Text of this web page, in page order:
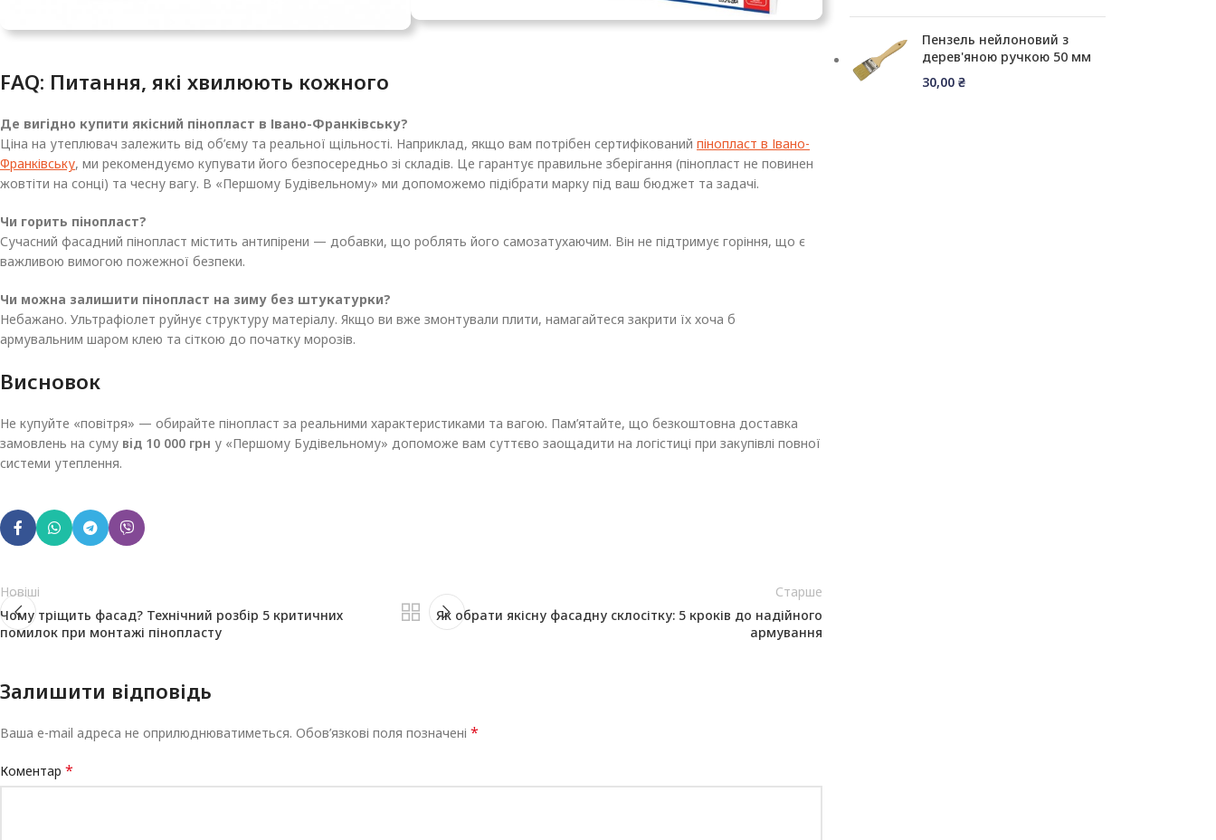
FAQ: Питання, які хвилюють кожного
Де вигідно купити якісний пінопласт в Івано-Франківську?
Ціна на утеплювач залежить від об’єму та реальної щільності. Наприклад, якщо вам потрібен сертифікований пінопласт в Івано-
Франківську, ми рекомендуємо купувати його безпосередньо зі складів. Це гарантує правильне зберігання (пінопласт не повинен
жовтіти на сонці) та чесну вагу. В «Першому Будівельному» ми допоможемо підібрати марку під ваш бюджет та задачі.
Чи горить пінопласт?
Сучасний фасадний пінопласт містить антипірени — добавки, що роблять його самозатухаючим. Він не підтримує горіння, що є
важливою вимогою пожежної безпеки.
Чи можна залишити пінопласт на зиму без штукатурки?
Небажано. Ультрафіолет руйнує структуру матеріалу. Якщо ви вже змонтували плити, намагайтеся закрити їх хоча б
армувальним шаром клею та сіткою до початку морозів.
Висновок
Не купуйте «повітря» — обирайте пінопласт за реальними характеристиками та вагою. Пам’ятайте, що безкоштовна доставка
замовлень на суму від 10 000 грн у «Першому Будівельному» допоможе вам суттєво заощадити на логістиці при закупівлі повної
системи утеплення.
Новіші
Чому тріщить фасад? Технічний розбір 5 критичних
помилок при монтажі пінопласту
Старше
Як обрати якісну фасадну склосітку: 5 кроків до надійного
армування
Залишити відповідь
Ваша e-mail адреса не оприлюднюватиметься. Обов’язкові поля позначені *
Коментар *
Пензель нейлоновий з
дерев'яною ручкою 50 мм
30,00 ₴